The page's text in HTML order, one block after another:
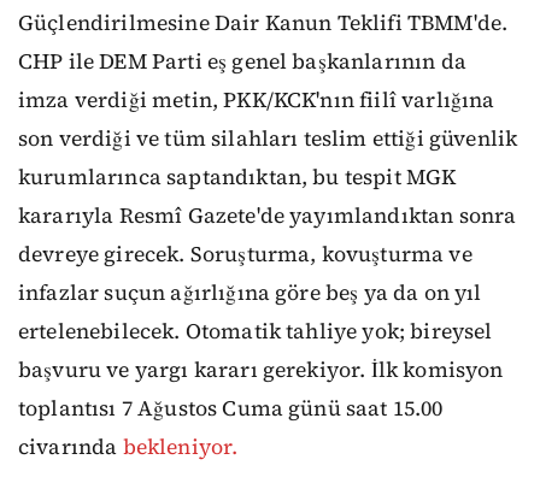
Güçlendirilmesine Dair Kanun Teklifi TBMM'de.
CHP ile DEM Parti eş genel başkanlarının da
imza verdiği metin, PKK/KCK'nın fiilî varlığına
son verdiği ve tüm silahları teslim ettiği güvenlik
kurumlarınca saptandıktan, bu tespit MGK
kararıyla Resmî Gazete'de yayımlandıktan sonra
devreye girecek. Soruşturma, kovuşturma ve
infazlar suçun ağırlığına göre beş ya da on yıl
ertelenebilecek. Otomatik tahliye yok; bireysel
başvuru ve yargı kararı gerekiyor. İlk komisyon
toplantısı 7 Ağustos Cuma günü saat 15.00
civarında bekleniyor.